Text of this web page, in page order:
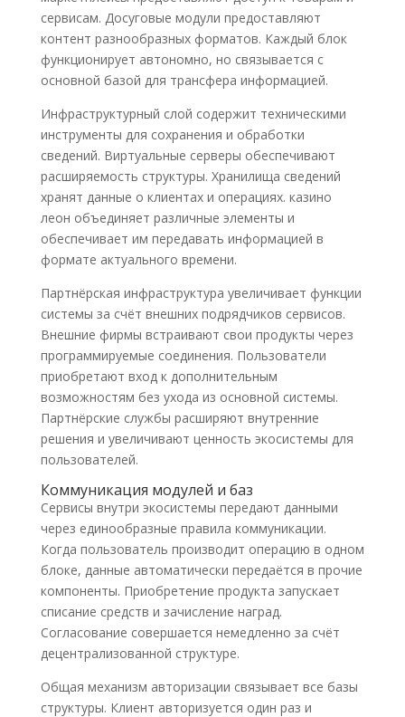
сервисам. Досуговые модули предоставляют
контент разнообразных форматов. Каждый блок
функционирует автономно, но связывается с
основной базой для трансфера информацией.
Инфраструктурный слой содержит техническими
инструменты для сохранения и обработки
сведений. Виртуальные серверы обеспечивают
расширяемость структуры. Хранилища сведений
хранят данные о клиентах и операциях. казино
леон объединяет различные элементы и
обеспечивает им передавать информацией в
формате актуального времени.
Партнёрская инфраструктура увеличивает функции
системы за счёт внешних подрядчиков сервисов.
Внешние фирмы встраивают свои продукты через
программируемые соединения. Пользователи
приобретают вход к дополнительным
возможностям без ухода из основной системы.
Партнёрские службы расширяют внутренние
решения и увеличивают ценность экосистемы для
пользователей.
Коммуникация модулей и баз
Сервисы внутри экосистемы передают данными
через единообразные правила коммуникации.
Когда пользователь производит операцию в одном
блоке, данные автоматически передаётся в прочие
компоненты. Приобретение продукта запускает
списание средств и зачисление наград.
Согласование совершается немедленно за счёт
децентрализованной структуре.
Общая механизм авторизации связывает все базы
структуры. Клиент авторизуется один раз и